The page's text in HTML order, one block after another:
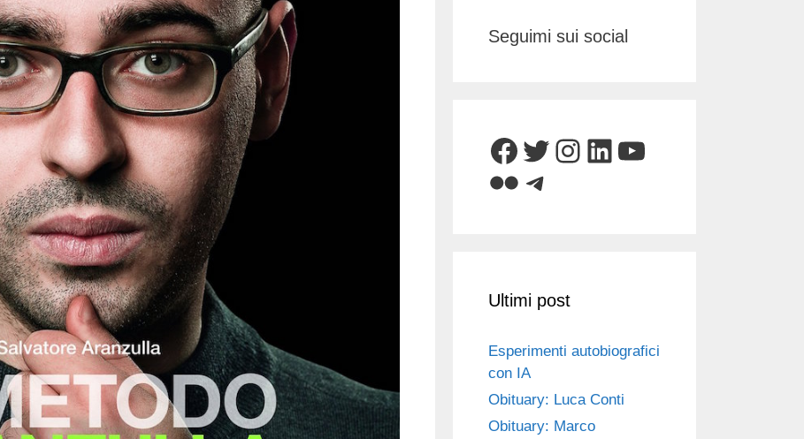
Seguimi sui social
Facebook
Twitter
Instagram
LinkedIn
YouTube
FlickrTelegram
Ultimi post
Esperimenti autobiografici
con IA
Obituary: Luca Conti
Obituary: Marco